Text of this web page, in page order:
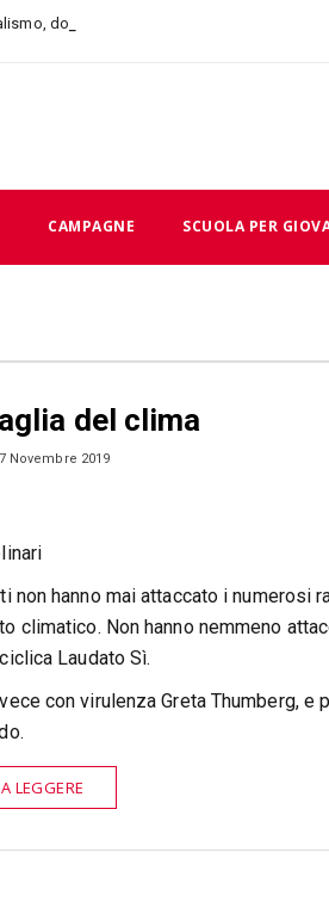
dove andiamo noi”
CAMPAGNE SCUOLA PER
del clima
Novembre 2019
non hanno mai attaccato i numerosi
climatico. Non hanno nemmeno
Laudato Sì.
con virulenza Greta Thumberg, e
LEGGERE